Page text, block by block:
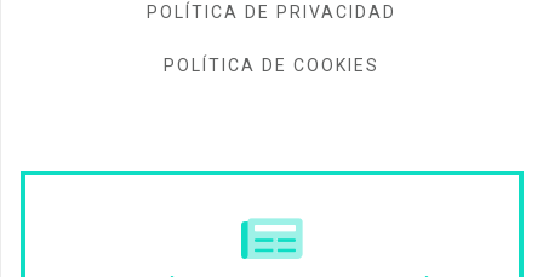
POLÍTICA DE PRIVACIDAD
POLÍTICA DE COOKIES